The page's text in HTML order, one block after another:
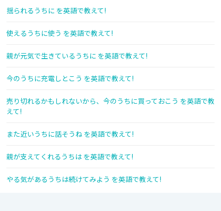
揺られるうちに を英語で教えて!
使えるうちに使う を英語で教えて!
親が元気で生きているうちに を英語で教えて!
今のうちに充電しとこう を英語で教えて!
売り切れるかもしれないから、今のうちに買っておこう を英語で教
えて!
また近いうちに話そうね を英語で教えて!
親が支えてくれるうちは を英語で教えて!
やる気があるうちは続けてみよう を英語で教えて!